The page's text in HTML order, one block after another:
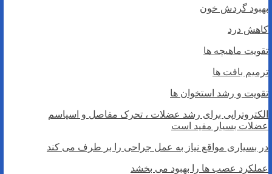
بهبود گردش خون
کاهش درد
تقویت ماهیچه ها
ترمیم بافت ها
تقویت و رشد استخوان ها
الکتروتراپی برای رشد عضلات ، تحرک مفاصل و اسپاسم
عضلات بسیار مفید است
در بسیاری مواقع نیاز به عمل جراحی را بر طرف می کند
عملکرد عصب ها را بهبود می بخشد